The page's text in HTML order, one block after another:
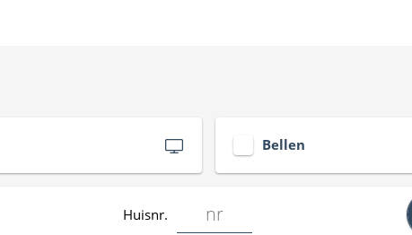
Bellen
Huisnr.